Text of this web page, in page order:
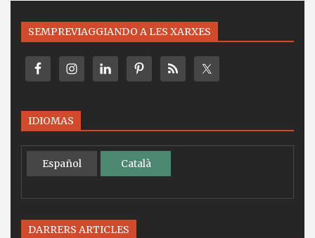
SEMPREVIAGGIANDO A LES XARXES
IDIOMAS
Español Català
DARRERS ARTICLES